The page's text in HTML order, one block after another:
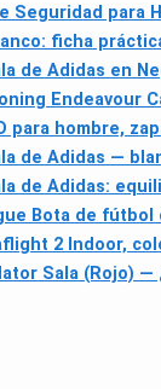
Seguridad
ficha
de Adidas en
Endeavour
para hombre,
de Adidas —
de Adidas:
Bota de
2 Indoor,
Sala (Rojo) —